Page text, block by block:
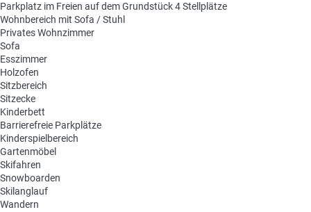
Parkplatz im Freien auf dem Grundstück4 Stellplätze
Wohnbereich mit Sofa / Stuhl
Privates Wohnzimmer
Sofa
Esszimmer
Holzofen
Sitzbereich
Sitzecke
Kinderbett
Barrierefreie Parkplätze
Kinderspielbereich
Gartenmöbel
Skifahren
Snowboarden
Skilanglauf
Wandern